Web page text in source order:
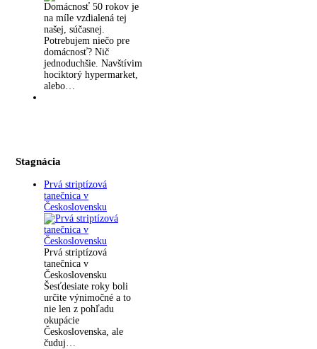
Domácnosť 50 rokov je
na míle vzdialená tej
našej, súčasnej.
Potrebujem niečo pre
domácnosť? Nič
jednoduchšie. Navštívim
hociktorý hypermarket,
alebo…
Stagnácia
Prvá striptízová
tanečnica v
Československu
Prvá striptízová
tanečnica v
Československu
Šesťdesiate roky boli
určite výnimočné a to
nie len z pohľadu
okupácie
Československa, ale
čuduj…